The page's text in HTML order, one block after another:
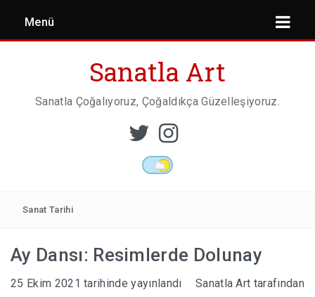
Menü
MIMARI
Sanatla Art
Sanatla Çoğalıyoruz, Çoğaldıkça Güzelleşiyoruz.
Sanat Tarihi
Ay Dansı: Resimlerde Dolunay
25 Ekim 2021 tarihinde yayınlandı Sanatla Art tarafından